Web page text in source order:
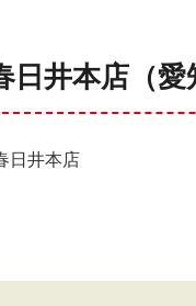
日井本店（
日井本店